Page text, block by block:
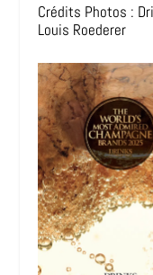
Crédits Photos :
Louis Roederer